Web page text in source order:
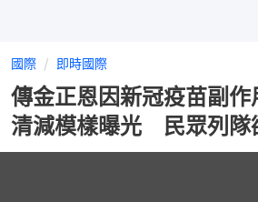
國際 即時國際
傳金正恩因新冠疫苗副
清減模樣曝光 民眾列隊